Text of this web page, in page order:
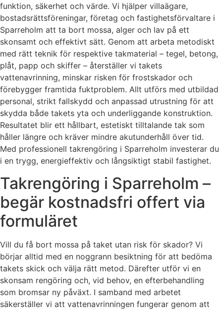
funktion, säkerhet och värde. Vi hjälper villaägare,
bostadsrättsföreningar, företag och fastighetsförvaltare i
Sparreholm att ta bort mossa, alger och lav på ett
skonsamt och effektivt sätt. Genom att arbeta metodiskt
med rätt teknik för respektive takmaterial – tegel, betong,
plåt, papp och skiffer – återställer vi takets
vattenavrinning, minskar risken för frostskador och
förebygger framtida fuktproblem. Allt utförs med utbildad
personal, strikt fallskydd och anpassad utrustning för att
skydda både takets yta och underliggande konstruktion.
Resultatet blir ett hållbart, estetiskt tilltalande tak som
håller längre och kräver mindre akutunderhåll över tid.
Med professionell takrengöring i Sparreholm investerar du
i en trygg, energieffektiv och långsiktigt stabil fastighet.
Takrengöring i Sparreholm –
begär kostnadsfri offert via
formuläret
Vill du få bort mossa på taket utan risk för skador? Vi
börjar alltid med en noggrann besiktning för att bedöma
takets skick och välja rätt metod. Därefter utför vi en
skonsam rengöring och, vid behov, en efterbehandling
som bromsar ny påväxt. I samband med arbetet
säkerställer vi att vattenavrinningen fungerar genom att